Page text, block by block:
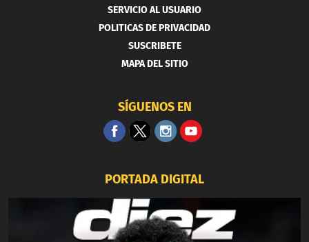
SERVICIO AL USUARIO
POLITICAS DE PRIVACIDAD
SUSCRIBETE
MAPA DEL SITIO
SÍGUENOS EN
PORTADA DIGITAL